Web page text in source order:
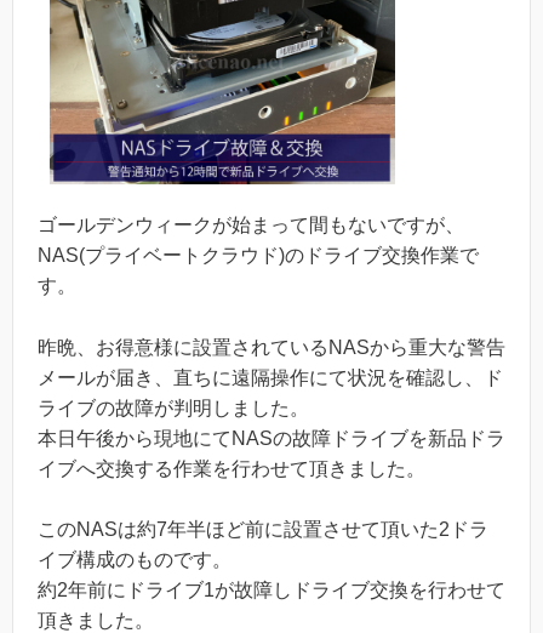
ゴールデンウィークが始まって間もないですが、
NAS(プライベートクラウド)のドライブ交換作業で
す。
昨晩、お得意様に設置されているNASから重大な警告
メールが届き、直ちに遠隔操作にて状況を確認し、ド
ライブの故障が判明しました。
本日午後から現地にてNASの故障ドライブを新品ドラ
イブへ交換する作業を行わせて頂きました。
このNASは約7年半ほど前に設置させて頂いた2ドラ
イブ構成のものです。
約2年前にドライブ1が故障しドライブ交換を行わせて
頂きました。